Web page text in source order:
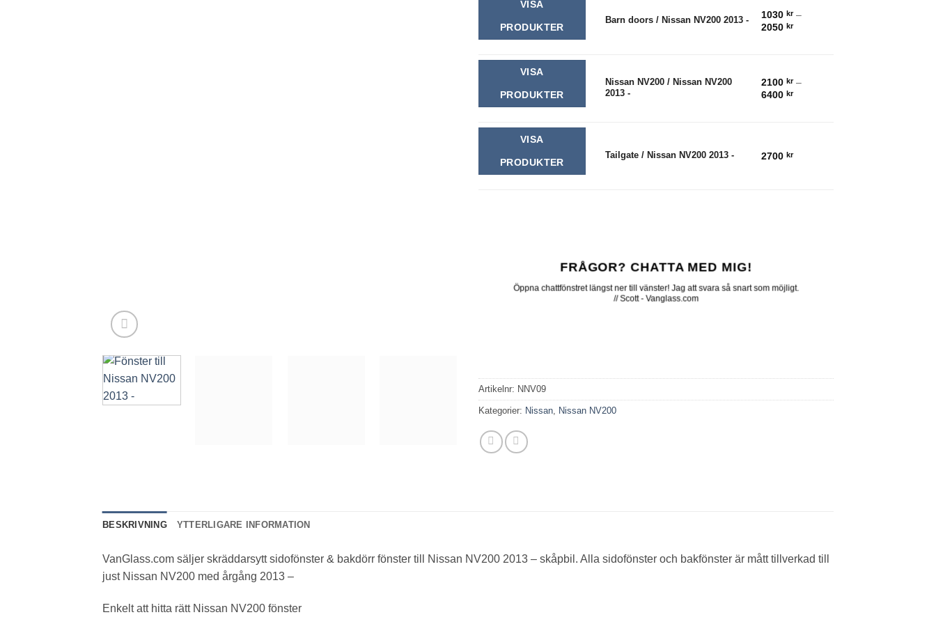
VISA
PRODUKTER
Barn doors / Nissan NV200 2013 - 1030kr –
2050krPrisintervall:
VISA
PRODUKTER
Nissan NV200 / Nissan NV200
2013 -
2100kr –
6400krPrisintervall:
VISA
PRODUKTER
Tailgate / Nissan NV200 2013 - 2700kr
FRÅGOR? CHATTA MED MIG!
Öppna chattfönstret längst ner till vänster! Jag att svara så snart som möjligt.
// Scott - Vanglass.com
Artikelnr: NNV09
Kategorier: Nissan, Nissan NV200
BESKRIVNING YTTERLIGARE INFORMATION
VanGlass.com säljer skräddarsytt sidofönster & bakdörr fönster till Nissan NV200 2013 – skåpbil. Alla sidofönster och bakfönster är mått tillverkad till
just Nissan NV200 med årgång 2013 –
Enkelt att hitta rätt Nissan NV200 fönster